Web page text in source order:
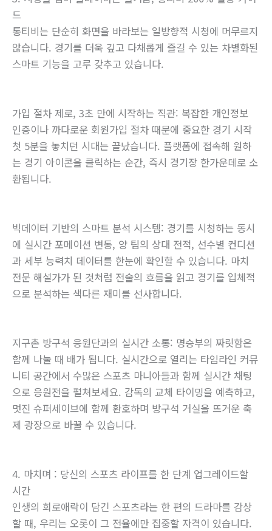
드
통티비는 단순히 화면을 바라보는 일방향적 시청에 머무르지
않습니다. 경기를 더욱 깊고 다채롭게 즐길 수 있는 차별화된
스마트 기능을 고루 갖추고 있습니다.
가입 절차 제로, 3초 만에 시작하는 직관: 복잡한 개인정보
인증이나 까다로운 회원가입 절차 때문에 중요한 경기 시작
첫 5분을 놓치던 시대는 끝났습니다. 플랫폼에 접속해 원하
는 경기 아이콘을 클릭하는 순간, 즉시 경기장 한가운데로 소
환됩니다.
빅데이터 기반의 스마트 분석 시스템: 경기를 시청하는 동시
에 실시간 포메이션 변동, 양 팀의 상대 전적, 선수별 컨디션
과 세부 능력치 데이터를 한눈에 확인할 수 있습니다. 마치
전문 해설가가 된 것처럼 전술의 흐름을 읽고 경기를 입체적
으로 분석하는 색다른 재미를 선사합니다.
지구촌 방구석 응원단과의 실시간 소통: 명승부의 짜릿함은
함께 나눌 때 배가 됩니다. 실시간으로 열리는 타임라인 커뮤
니티 공간에서 수많은 스포츠 마니아들과 함께 실시간 채팅
으로 응원전을 펼쳐보세요. 감독의 교체 타이밍을 예측하고,
멋진 슈퍼세이브에 함께 환호하며 방구석 거실을 뜨거운 축
제 광장으로 바꿀 수 있습니다.
4. 마치며 : 당신의 스포츠 라이프를 한 단계 업그레이드할
시간
인생의 희로애락이 담긴 스포츠라는 한 편의 드라마를 감상
할 때, 우리는 오롯이 그 전율에만 집중할 자격이 있습니다.